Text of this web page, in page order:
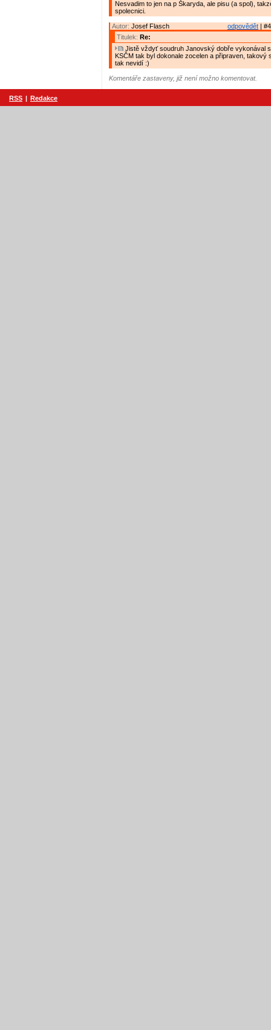
Nesvadim to jen na p Škaryda, ale pisu (a spol),
spolecnici.
odpovědět |
Autor: Josef Flasch
Titulek: Re:
Jistě vždyť soudruh Janovský dobře vykonával
KSČM tak byl dokonale zocelen a připraven, takový
tak nevidí :)
Komentáře zastaveny, již není možno komentovat.
RSS | Redakce